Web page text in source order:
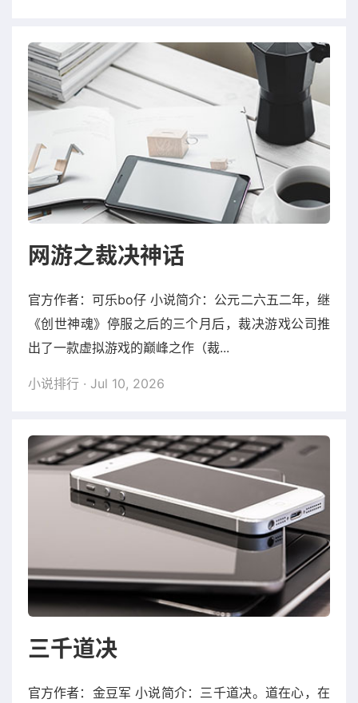
网游之裁决神话
官方作者：可乐bo仔 小说简介：公元二六五二年，继
《创世神魂》停服之后的三个月后，裁决游戏公司推
出了一款虚拟游戏的巅峰之作（裁...
小说排行 · Jul 10, 2026
三千道决
官方作者：金豆军 小说简介：三千道决。道在心，在